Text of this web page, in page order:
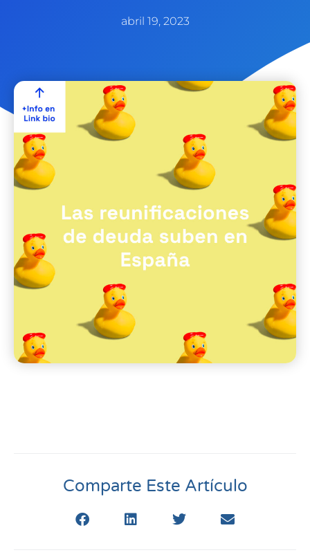
abril 19, 2023
Comparte Este Artículo